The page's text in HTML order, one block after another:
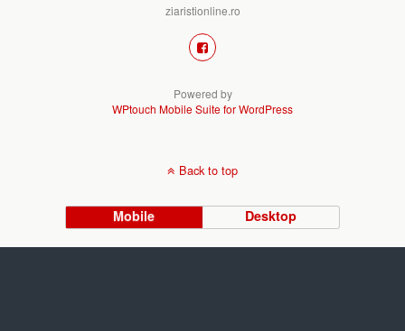
ziaristionline.ro
Powered by
WPtouch Mobile Suite for WordPress
Back to top
Mobile Desktop